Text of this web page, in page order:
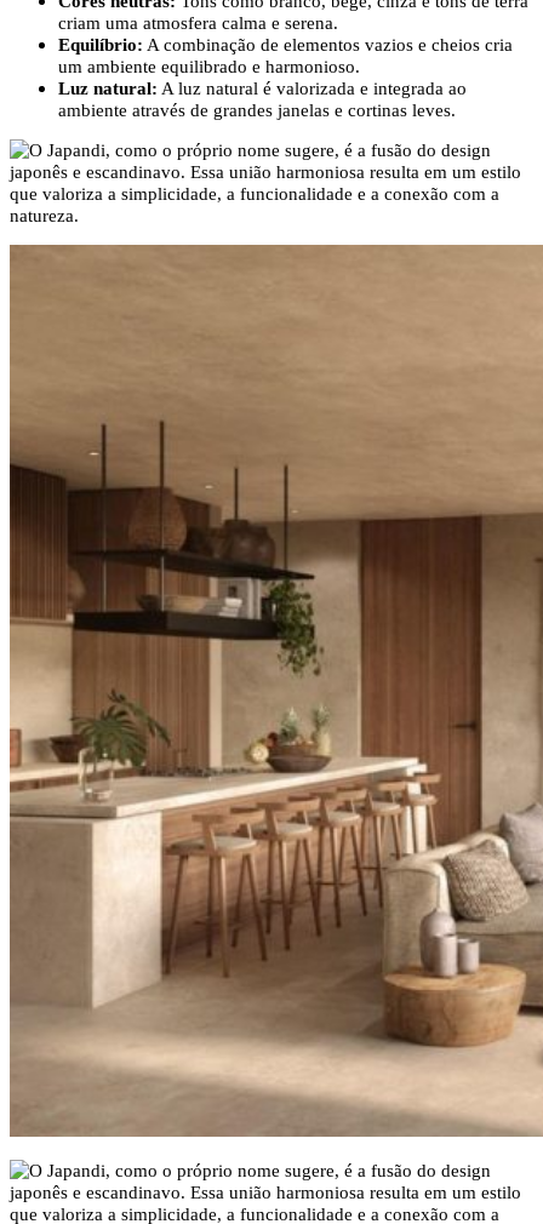
criam uma atmosfera calma e serena.
Equilíbrio: A combinação de elementos vazios e cheios cria
um ambiente equilibrado e harmonioso.
Luz natural: A luz natural é valorizada e integrada ao
ambiente através de grandes janelas e cortinas leves.